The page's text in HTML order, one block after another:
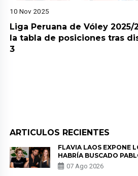
10 Nov 2025
Liga Peruana de Vóley 2025/
la tabla de posiciones tras
3
ARTICULOS RECIENTES
FLAVIA LAOS EXPONE
HABRÍA BUSCADO
HEREDIA CON ALE
DE LAS PARTES QUERÍA
07 Ago 2026